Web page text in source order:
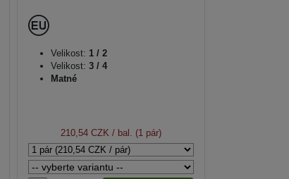
Velikost: 1 / 2
Velikost: 3 / 4
Matné
210,54 CZK / bal. (1 pár)